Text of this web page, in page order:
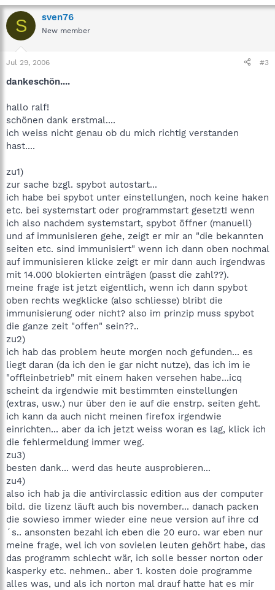
S sven76
New member
Jul 29, 2006 #3
dankeschön....
hallo ralf!
schönen dank erstmal....
ich weiss nicht genau ob du mich richtig verstanden
hast....
zu1)
zur sache bzgl. spybot autostart...
ich habe bei spybot unter einstellungen, noch keine haken
etc. bei systemstart oder programmstart gesetzt! wenn
ich also nachdem systemstart, spybot öffner (manuell)
und af immunisieren gehe, zeigt er mir an "die bekannten
seiten etc. sind immunisiert" wenn ich dann oben nochmal
auf immunisieren klicke zeigt er mir dann auch irgendwas
mit 14.000 blokierten einträgen (passt die zahl??).
meine frage ist jetzt eigentlich, wenn ich dann spybot
oben rechts wegklicke (also schliesse) blribt die
immunisierung oder nicht? also im prinzip muss spybot
die ganze zeit "offen" sein??..
zu2)
ich hab das problem heute morgen noch gefunden... es
liegt daran (da ich den ie gar nicht nutze), das ich im ie
"offleinbetrieb" mit einem haken versehen habe...icq
scheint da irgendwie mit bestimmten einstellungen
(extras, usw.) nur über den ie auf die enstrp. seiten geht.
ich kann da auch nicht meinen firefox irgendwie
einrichten... aber da ich jetzt weiss woran es lag, klick ich
die fehlermeldung immer weg.
zu3)
besten dank... werd das heute ausprobieren...
zu4)
also ich hab ja die antivirclassic edition aus der computer
bild. die lizenz läuft auch bis november... danach packen
die sowieso immer wieder eine neue version auf ihre cd
´s.. ansonsten bezahl ich eben die 20 euro. war eben nur
meine frage, wel ich von sovielen leuten gehört habe, das
das programm schlecht wär, ich solle besser norton oder
kasperky etc. nehmen.. aber 1. kosten doie programme
alles was, und als ich norton mal drauf hatte hat es mir